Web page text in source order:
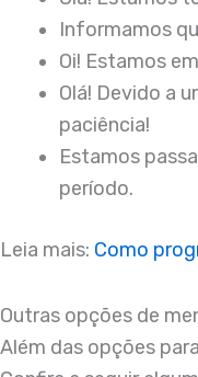
Informamos
Oi! Estamos
Olá! Devido a
paciência!
Estamos
período.
Leia mais: Como
Outras opções de
Além das opções